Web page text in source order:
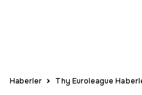
Haberler Thy Euroleague